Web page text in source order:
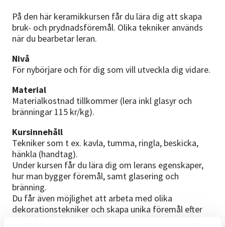
På den här keramikkursen får du lära dig att skapa
bruk- och prydnadsföremål. Olika tekniker används
när du bearbetar leran.
Nivå
För nybörjare och för dig som vill utveckla dig vidare.
Material
Materialkostnad tillkommer (lera inkl glasyr och
bränningar 115 kr/kg).
Kursinnehåll
Tekniker som t ex. kavla, tumma, ringla, beskicka,
hänkla (handtag).
Under kursen får du lära dig om lerans egenskaper,
hur man bygger föremål, samt glasering och
bränning.
Du får även möjlighet att arbeta med olika
dekorationstekniker och skapa unika föremål efter
egen design.